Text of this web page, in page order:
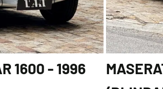
1600 - 1996